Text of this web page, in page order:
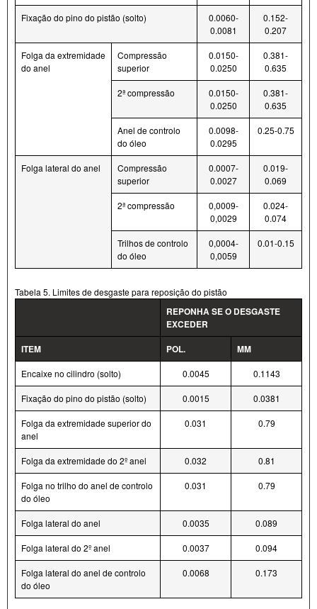
Fixação do pino do pistão (solto)
0.0060-
0.0081
0.152-
0.207
Folga da extremidade
do anel
Compressão
superior
0.0150-
0.0250
0.381-
0.635
2ª compressão
0.0150-
0.0250
0.381-
0.635
Anel de controlo
do óleo
0.0098-
0.0295
0.25-0.75
Folga lateral do anel
Compressão
superior
0.0007-
0.0027
0.019-
0.069
2ª compressão
0,0009-
0,0029
0.024-
0.074
Trilhos de controlo
do óleo
0,0004-
0,0059
0.01-0.15
Tabela 5. Limites de desgaste para reposição do pistão
REPONHA SE O DESGASTE
EXCEDER
ITEM
POL. MM
Encaixe no cilindro (solto) 0.0045 0.1143
Fixação do pino do pistão (solto) 0.0015 0.0381
Folga da extremidade superior do
anel
0.031 0.79
Folga da extremidade do 2º anel 0.032 0.81
Folga no trilho do anel de controlo
do óleo
0.031 0.79
Folga lateral do anel 0.0035 0.089
Folga lateral do 2º anel 0.0037 0.094
Folga lateral do anel de controlo
do óleo
0.0068 0.173